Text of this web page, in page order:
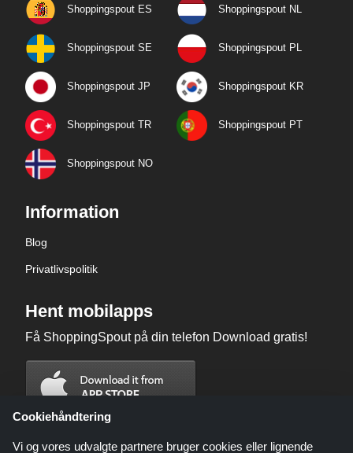
Shoppingspout ES Shoppingspout NL
Shoppingspout SE Shoppingspout PL
Shoppingspout JP Shoppingspout KR
Shoppingspout TR Shoppingspout PT
Shoppingspout NO
Information
Blog
Privatlivspolitik
Hent mobilapps
Få ShoppingSpout på din telefon Download gratis!
Cookiehåndtering
Vi og vores udvalgte partnere bruger cookies eller lignende